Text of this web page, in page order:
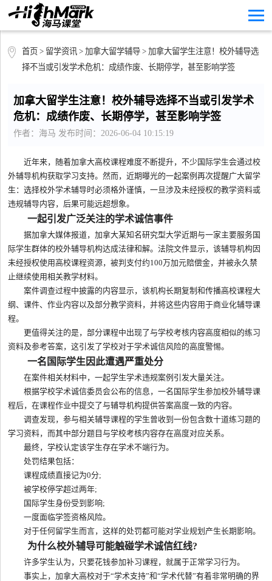
首页 > 留学资讯> 加拿大留学辅导> 加拿大留学生注意！校外辅导选
择不当或引发学术危机：成绩作废、长期停学，甚至影响学签
加拿大留学生注意！校外辅导选择不当或引发学术
危机：成绩作废、长期停学，甚至影响学签
作者：海马 发布时间：2026-06-04 10:15:19
近年来，随着加拿大高校课程难度不断提升，不少国际学生会通过校
外辅导机构获取学习支持。然而，近期曝光的一起案例再次提醒广大留学
生：选择校外学术辅导时必须格外谨慎，一旦涉及未经授权的教学资料或
违规辅导内容，后果可能远超想象。
一起引发广泛关注的学术诚信事件
据加拿大媒体报道，加拿大某知名研究型大学近期与一家主要服务国
际学生群体的校外辅导机构达成法律和解。法院文件显示，该辅导机构因
未经授权使用高校课程资源，被判支付约100万加元赔偿金，并被永久禁
止继续使用相关教学材料。
案件调查过程中披露的内容显示，该机构长期复制和传播高校课程大
纲、课件、作业内容以及部分教学资料，并将这些内容用于商业化辅导课
程。
更值得关注的是，部分课程中出现了与学校考核内容高度相似的练习
资料及参考答案，这引发了学校对于学术诚信风险的高度警惕。
一名国际学生因此遭遇严重处分
在案件相关材料中，一起学生学术违规案例引发大量关注。
根据学校学术诚信委员会公布的信息，一名国际学生参加校外辅导课
程后，在课程作业中提交了与辅导机构提供答案高度一致的内容。
调查发现，参与相关辅导课程的学生曾收到一份包含数十道练习题的
学习资料，而其中部分题目与学校考核内容存在高度对应关系。
最终，学校认定该学生存在学术不端行为。
处罚结果包括：
课程成绩直接记为0分;
被学校停学超过两年;
国际学生身份受到影响;
一度面临学签资格风险。
对于任何留学生而言，这样的处罚都可能对学业规划产生长期影响。
为什么校外辅导可能触碰学术诚信红线?
许多学生认为，只要花钱参加补习课程，就属于正常学习行为。
事实上，加拿大高校对于“学术支持”和“学术代替”有着非常明确的界